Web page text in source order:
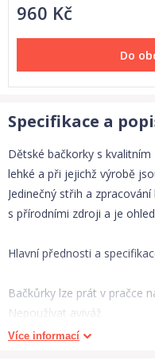
960 Kč
Do
Specifikace a
Dětské bačkorky s
lehké a při jejichž výrobě
Jedinečný střih a
s přírodními zdroji a je
Hlavní přednosti a
Bačkůrky lze prát v pračce
Nepoužívat aviváž
Nesušit v sušičce, na topení
Více informací